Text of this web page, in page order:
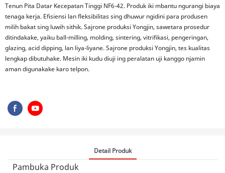
Tenun Pita Datar Kecepatan Tinggi NF6-42. Produk iki mbantu ngurangi biaya
tenaga kerja. Efisiensi lan fleksibilitas sing dhuwur ngidini para produsen
milih bakat sing luwih sithik. Sajrone produksi Yongjin, sawetara prosedur
ditindakake, yaiku ball-milling, molding, sintering, vitrifikasi, pengeringan,
glazing, acid dipping, lan liya-liyane. Sajrone produksi Yongjin, tes kualitas
lengkap dibutuhake. Mesin iki kudu diuji ing peralatan uji kanggo njamin
aman digunakake karo telpon.
Detail Produk
Pambuka Produk